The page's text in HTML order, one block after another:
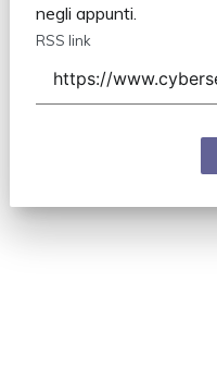
negli appunti.
RSS link